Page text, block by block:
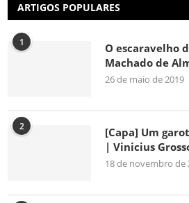
ARTIGOS POPULARES
1
O escaravelho
Machado de
26 de maio de 2019
2
[Capa] Um
| Vinicius
18 de novembro de